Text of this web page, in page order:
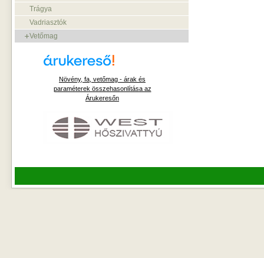
Trágya
Vadriasztók
Vetőmag
Növény, fa, vetőmag - árak és
paraméterek összehasonlítása az
Árukeresőn